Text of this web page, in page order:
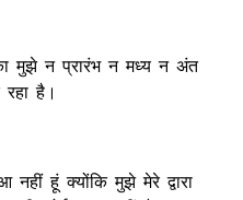
मुझे न प्रारंभ न मध्य न अंत
रहा है।
हूं क्योंकि मुझे मेरे द्वारा